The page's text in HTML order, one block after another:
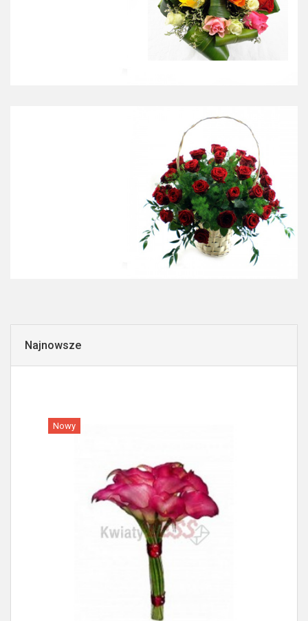
Najnowsze
Nowy